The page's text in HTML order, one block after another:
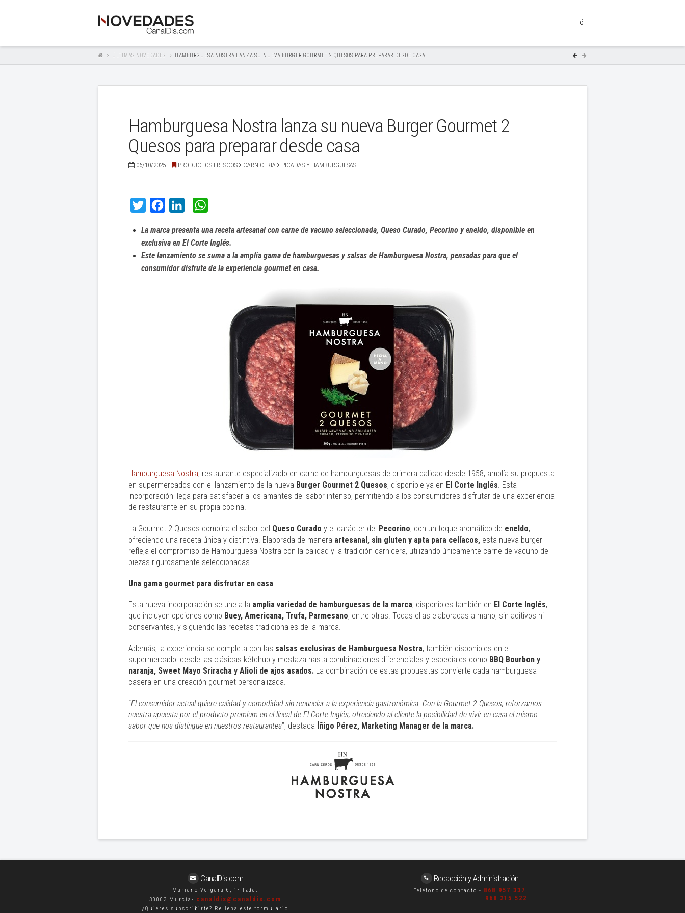
ÚLTIMAS NOVEDADES HAMBURGUESA NOSTRA LANZA SU NUEVA BURGER GOURMET 2 QUESOS PARA PREPARAR DESDE CASA
Hamburguesa Nostra lanza su nueva Burger Gourmet 2
Quesos para preparar desde casa
06/10/2025 PRODUCTOS FRESCOS CARNICERIA PICADAS Y HAMBURGUESAS
Twitter FacebookLinkedIn
La marca presenta una receta artesanal con carne de vacuno seleccionada, Queso Curado, Pecorino y eneldo, disponible en
exclusiva en El Corte Inglés.
Este lanzamiento se suma a la amplia gama de hamburguesas y salsas de Hamburguesa Nostra, pensadas para que el
consumidor disfrute de la experiencia gourmet en casa.
Hamburguesa Nostra, restaurante especializado en carne de hamburguesas de primera calidad desde 1958, amplía su propuesta
en supermercados con el lanzamiento de la nueva Burger Gourmet 2 Quesos, disponible ya en El Corte Inglés. Esta
incorporación llega para satisfacer a los amantes del sabor intenso, permitiendo a los consumidores disfrutar de una experiencia
de restaurante en su propia cocina.
La Gourmet 2 Quesos combina el sabor del Queso Curado y el carácter del Pecorino, con un toque aromático de eneldo,
ofreciendo una receta única y distintiva. Elaborada de manera artesanal, sin gluten y apta para celíacos, esta nueva burger
refleja el compromiso de Hamburguesa Nostra con la calidad y la tradición carnicera, utilizando únicamente carne de vacuno de
piezas rigurosamente seleccionadas.
Una gama gourmet para disfrutar en casa
Esta nueva incorporación se une a la amplia variedad de hamburguesas de la marca, disponibles también en El Corte Inglés,
que incluyen opciones como Buey, Americana, Trufa, Parmesano, entre otras. Todas ellas elaboradas a mano, sin aditivos ni
conservantes, y siguiendo las recetas tradicionales de la marca.
Además, la experiencia se completa con las salsas exclusivas de Hamburguesa Nostra, también disponibles en el
supermercado: desde las clásicas kétchup y mostaza hasta combinaciones diferenciales y especiales como BBQ Bourbon y
naranja, Sweet Mayo Sriracha y Alioli de ajos asados. La combinación de estas propuestas convierte cada hamburguesa
casera en una creación gourmet personalizada.
“El consumidor actual quiere calidad y comodidad sin renunciar a la experiencia gastronómica. Con la Gourmet 2 Quesos, reforzamos
nuestra apuesta por el producto premium en el lineal de El Corte Inglés, ofreciendo al cliente la posibilidad de vivir en casa el mismo
sabor que nos distingue en nuestros restaurantes”, destaca Íñigo Pérez, Marketing Manager de la marca.
CanalDis.com
Mariano Vergara 6, 1º Izda.
30003 Murcia- canaldis@canaldis.com
¿Quieres subscribirte? Rellena este formulario
Redacción y Administración
Teléfono de contacto - 868 957 337
968 215 522